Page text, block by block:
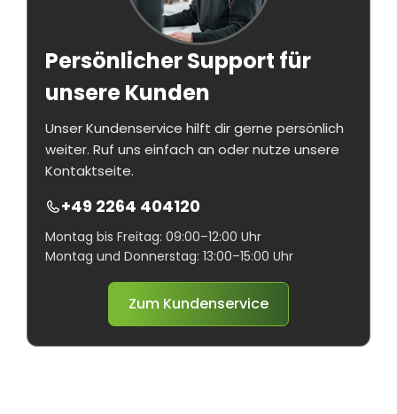
Persönlicher Support für
unsere Kunden
Unser Kundenservice hilft dir gerne persönlich
weiter. Ruf uns einfach an oder nutze unsere
Kontaktseite.
+49 2264 404120
Montag bis Freitag: 09:00–12:00 Uhr
Montag und Donnerstag: 13:00–15:00 Uhr
Zum Kundenservice